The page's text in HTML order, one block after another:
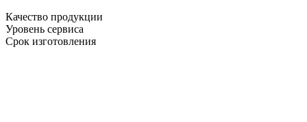
Качество продукции
Уровень сервиса
Срок изготовления